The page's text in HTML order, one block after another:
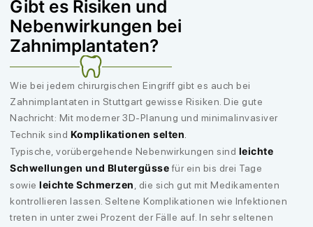
Gibt es Risiken und
Nebenwirkungen bei
Zahnimplantaten?
Wie bei jedem chirurgischen Eingriff gibt es auch bei
Zahnimplantaten in Stuttgart gewisse Risiken. Die gute
Nachricht: Mit moderner 3D-Planung und minimalinvasiver
Technik sind Komplikationen selten.
Typische, vorübergehende Nebenwirkungen sind leichte
Schwellungen und Blutergüssefür ein bis drei Tage
sowie leichte Schmerzen, die sich gut mit Medikamenten
kontrollieren lassen. Seltene Komplikationen wie Infektionen
treten in unter zwei Prozent der Fälle auf. In sehr seltenen